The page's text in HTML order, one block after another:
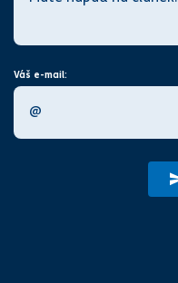
Váš e-mail: